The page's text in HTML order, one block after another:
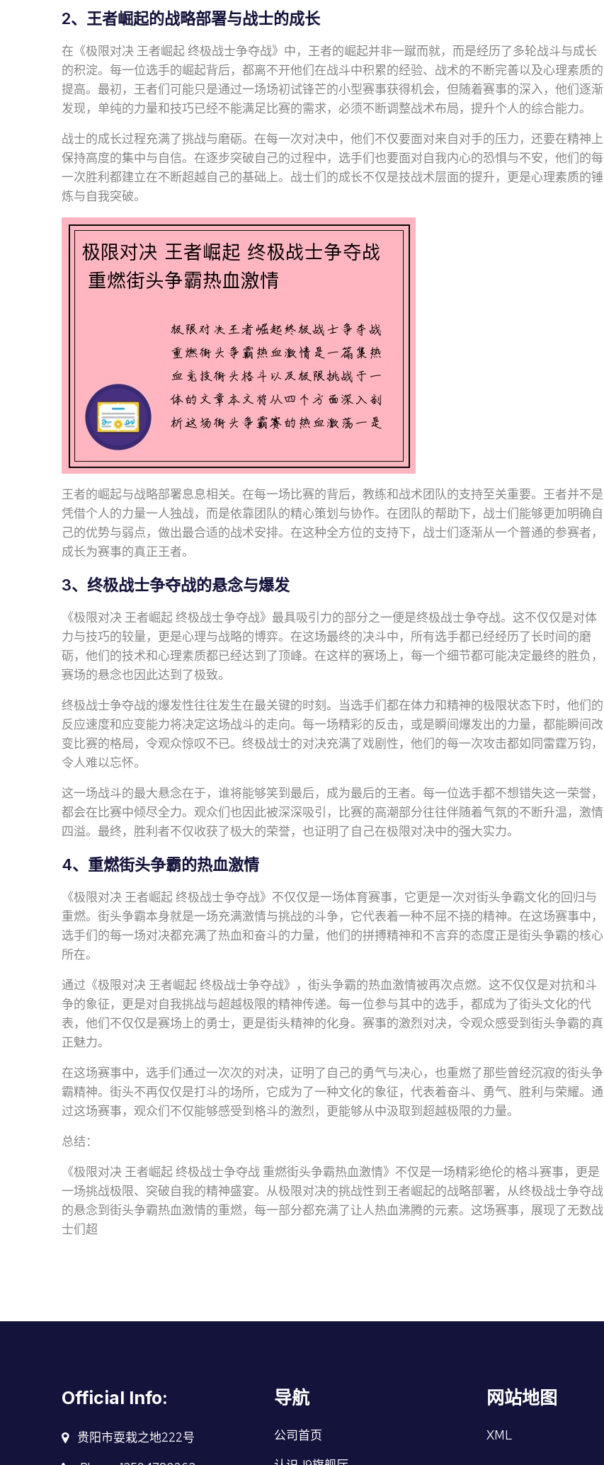
2、王者崛起的战略部署与战士的成长
在《极限对决 王者崛起 终极战士争夺战》中，王者的崛起并非一蹴而就，而是经历了多轮战斗与成长
的积淀。每一位选手的崛起背后，都离不开他们在战斗中积累的经验、战术的不断完善以及心理素质的
提高。最初，王者们可能只是通过一场场初试锋芒的小型赛事获得机会，但随着赛事的深入，他们逐渐
发现，单纯的力量和技巧已经不能满足比赛的需求，必须不断调整战术布局，提升个人的综合能力。
战士的成长过程充满了挑战与磨砺。在每一次对决中，他们不仅要面对来自对手的压力，还要在精神上
保持高度的集中与自信。在逐步突破自己的过程中，选手们也要面对自我内心的恐惧与不安，他们的每
一次胜利都建立在不断超越自己的基础上。战士们的成长不仅是技战术层面的提升，更是心理素质的锤
炼与自我突破。
王者的崛起与战略部署息息相关。在每一场比赛的背后，教练和战术团队的支持至关重要。王者并不是
凭借个人的力量一人独战，而是依靠团队的精心策划与协作。在团队的帮助下，战士们能够更加明确自
己的优势与弱点，做出最合适的战术安排。在这种全方位的支持下，战士们逐渐从一个普通的参赛者，
成长为赛事的真正王者。
3、终极战士争夺战的悬念与爆发
《极限对决 王者崛起 终极战士争夺战》最具吸引力的部分之一便是终极战士争夺战。这不仅仅是对体
力与技巧的较量，更是心理与战略的博弈。在这场最终的决斗中，所有选手都已经经历了长时间的磨
砺，他们的技术和心理素质都已经达到了顶峰。在这样的赛场上，每一个细节都可能决定最终的胜负，
赛场的悬念也因此达到了极致。
终极战士争夺战的爆发性往往发生在最关键的时刻。当选手们都在体力和精神的极限状态下时，他们的
反应速度和应变能力将决定这场战斗的走向。每一场精彩的反击，或是瞬间爆发出的力量，都能瞬间改
变比赛的格局，令观众惊叹不已。终极战士的对决充满了戏剧性，他们的每一次攻击都如同雷霆万钧，
令人难以忘怀。
这一场战斗的最大悬念在于，谁将能够笑到最后，成为最后的王者。每一位选手都不想错失这一荣誉，
都会在比赛中倾尽全力。观众们也因此被深深吸引，比赛的高潮部分往往伴随着气氛的不断升温，激情
四溢。最终，胜利者不仅收获了极大的荣誉，也证明了自己在极限对决中的强大实力。
4、重燃街头争霸的热血激情
《极限对决 王者崛起 终极战士争夺战》不仅仅是一场体育赛事，它更是一次对街头争霸文化的回归与
重燃。街头争霸本身就是一场充满激情与挑战的斗争，它代表着一种不屈不挠的精神。在这场赛事中，
选手们的每一场对决都充满了热血和奋斗的力量，他们的拼搏精神和不言弃的态度正是街头争霸的核心
所在。
通过《极限对决 王者崛起 终极战士争夺战》，街头争霸的热血激情被再次点燃。这不仅仅是对抗和斗
争的象征，更是对自我挑战与超越极限的精神传递。每一位参与其中的选手，都成为了街头文化的代
表，他们不仅仅是赛场上的勇士，更是街头精神的化身。赛事的激烈对决，令观众感受到街头争霸的真
正魅力。
在这场赛事中，选手们通过一次次的对决，证明了自己的勇气与决心，也重燃了那些曾经沉寂的街头争
霸精神。街头不再仅仅是打斗的场所，它成为了一种文化的象征，代表着奋斗、勇气、胜利与荣耀。通
过这场赛事，观众们不仅能够感受到格斗的激烈，更能够从中汲取到超越极限的力量。
总结：
《极限对决 王者崛起 终极战士争夺战 重燃街头争霸热血激情》不仅是一场精彩绝伦的格斗赛事，更是
一场挑战极限、突破自我的精神盛宴。从极限对决的挑战性到王者崛起的战略部署，从终极战士争夺战
的悬念到街头争霸热血激情的重燃，每一部分都充满了让人热血沸腾的元素。这场赛事，展现了无数战
士们超
Official Info:
贵阳市耍栽之地222号
导航
公司首页
网站地图
XML